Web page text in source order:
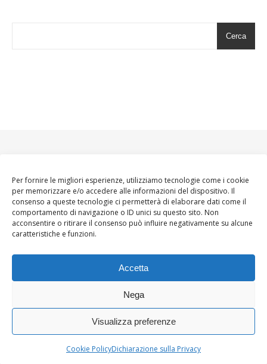
Per fornire le migliori esperienze, utilizziamo tecnologie come i cookie
per memorizzare e/o accedere alle informazioni del dispositivo. Il
consenso a queste tecnologie ci permetterà di elaborare dati come il
comportamento di navigazione o ID unici su questo sito. Non
acconsentire o ritirare il consenso può influire negativamente su alcune
caratteristiche e funzioni.
Accetta
Nega
Visualizza preferenze
Cookie PolicyDichiarazione sulla Privacy
Cerca
About
Royal